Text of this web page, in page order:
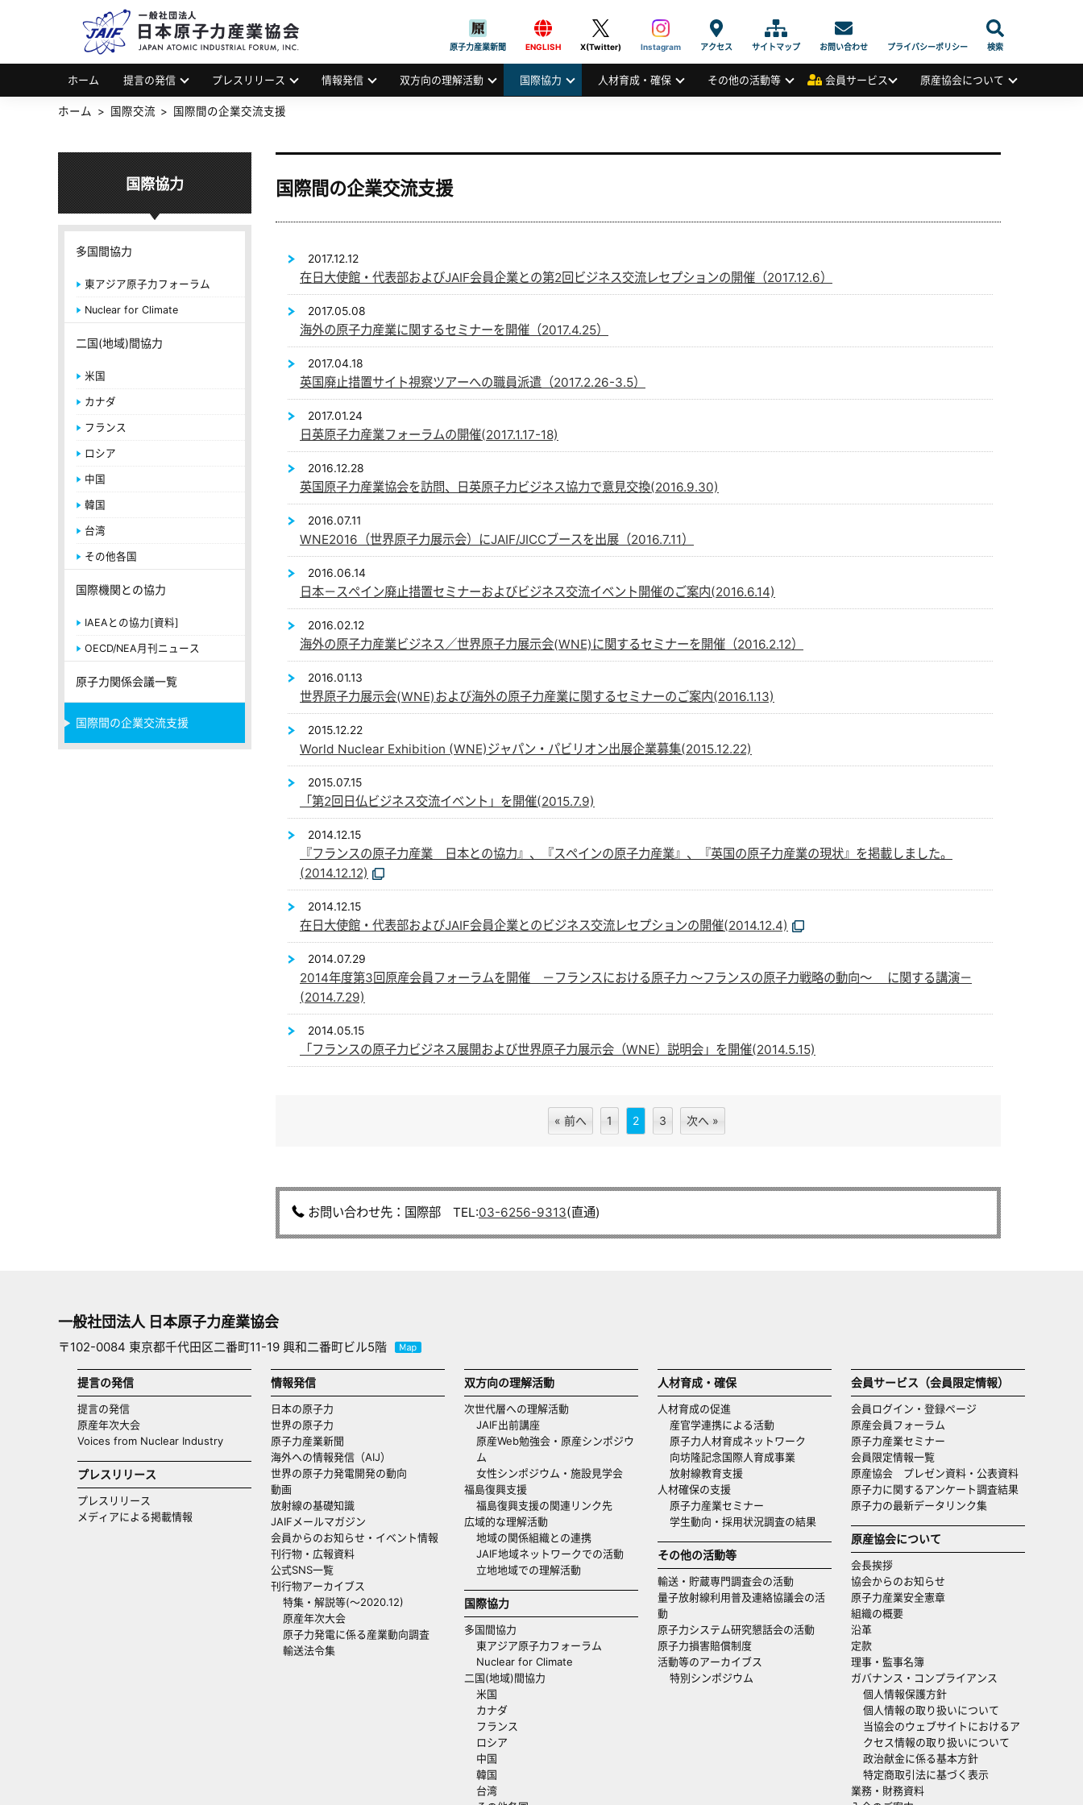
JAPAN ATOMIC INDUSTRIAL FORUM, INC.
原子力産業新聞 ENGLISH X(Twitter) Instagram アクセス サイトマップ お問い合わせ プライバシーポリシー 検索
ホーム 提言の発信 プレスリリース 情報発信 双方向の理解活動 国際協力 人材育成・確保 その他の活動等 会員サービス 原産協会について
ホーム 国際交流 国際間の企業交流支援
国際間の企業交流支援
2017.12.12
在日大使館・代表部およびJAIF会員企業との第2回ビジネス交流レセプションの開催（2017.12.6）
2017.05.08
海外の原子力産業に関するセミナーを開催（2017.4.25）
2017.04.18
英国廃止措置サイト視察ツアーへの職員派遣（2017.2.26-3.5）
2017.01.24
日英原子力産業フォーラムの開催(2017.1.17-18)
2016.12.28
英国原子力産業協会を訪問、日英原子力ビジネス協力で意見交換(2016.9.30)
2016.07.11
WNE2016（世界原子力展示会）にJAIF/JICCブースを出展（2016.7.11）
2016.06.14
日本－スペイン廃止措置セミナーおよびビジネス交流イベント開催のご案内(2016.6.14)
2016.02.12
海外の原子力産業ビジネス／世界原子力展示会(WNE)に関するセミナーを開催（2016.2.12）
2016.01.13
世界原子力展示会(WNE)および海外の原子力産業に関するセミナーのご案内(2016.1.13)
2015.12.22
World Nuclear Exhibition (WNE)ジャパン・パビリオン出展企業募集(2015.12.22)
2015.07.15
「第2回日仏ビジネス交流イベント」を開催(2015.7.9)
2014.12.15
『フランスの原子力産業 日本との協力』、『スペインの原子力産業』、『英国の原子力産業の現状』を掲載しました。
(2014.12.12)
2014.12.15
在日大使館・代表部およびJAIF会員企業とのビジネス交流レセプションの開催(2014.12.4)
2014.07.29
2014年度第3回原産会員フォーラムを開催 －フランスにおける原子力 ～フランスの原子力戦略の動向～ に関する講演－
(2014.7.29)
2014.05.15
「フランスの原子力ビジネス展開および世界原子力展示会（WNE）説明会」を開催(2014.5.15)
« 前へ 1 2 3 次へ »
お問い合わせ先：国際部 TEL:03-6256-9313(直通)
国際協力
多国間協力
東アジア原子力フォーラム
Nuclear for Climate
二国(地域)間協力
米国
カナダ
フランス
ロシア
中国
韓国
台湾
その他各国
国際機関との協力
IAEAとの協力[資料]
OECD/NEA月刊ニュース
原子力関係会議一覧
国際間の企業交流支援
一般社団法人 日本原子力産業協会
〒102-0084 東京都千代田区二番町11-19 興和二番町ビル5階
提言の発信
提言の発信
原産年次大会
Voices from Nuclear Industry
プレスリリース
プレスリリース
メディアによる掲載情報
情報発信
日本の原子力
世界の原子力
原子力産業新聞
海外への情報発信（AIJ）
世界の原子力発電開発の動向
動画
放射線の基礎知識
JAIFメールマガジン
会員からのお知らせ・イベント情報
刊行物・広報資料
公式SNS一覧
刊行物アーカイブス
特集・解説等(～2020.12)
原産年次大会
原子力発電に係る産業動向調査
輸送法令集
双方向の理解活動
次世代層への理解活動
JAIF出前講座
原産Web勉強会・原産シンポジウ
ム
女性シンポジウム・施設見学会
福島復興支援
福島復興支援の関連リンク先
広域的な理解活動
地域の関係組織との連携
JAIF地域ネットワークでの活動
立地地域での理解活動
国際協力
多国間協力
東アジア原子力フォーラム
Nuclear for Climate
二国(地域)間協力
米国
カナダ
フランス
ロシア
中国
韓国
台湾
人材育成・確保
人材育成の促進
産官学連携による活動
原子力人材育成ネットワーク
向坊隆記念国際人育成事業
放射線教育支援
人材確保の支援
原子力産業セミナー
学生動向・採用状況調査の結果
その他の活動等
輸送・貯蔵専門調査会の活動
量子放射線利用普及連絡協議会の活
動
原子力システム研究懇話会の活動
原子力損害賠償制度
活動等のアーカイブス
特別シンポジウム
会員サービス（会員限定情報）
会員ログイン・登録ページ
原産会員フォーラム
原子力産業セミナー
会員限定情報一覧
原産協会 プレゼン資料・公表資料
原子力に関するアンケート調査結果
原子力の最新データリンク集
原産協会について
会長挨拶
協会からのお知らせ
原子力産業安全憲章
組織の概要
沿革
定款
理事・監事名簿
ガバナンス・コンプライアンス
個人情報保護方針
個人情報の取り扱いについて
当協会のウェブサイトにおけるア
クセス情報の取り扱いについて
政治献金に係る基本方針
特定商取引法に基づく表示
業務・財務資料